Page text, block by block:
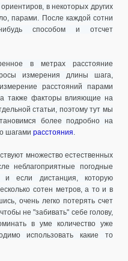
в некоторых других
парами. После каждой сотни
способом и отсчет
в метрах расстояние
измерения длины шага,
расстояний парами
также факторы влияющие на
статьи, поэтому тут мы
более подробно на
шагами расстояния.
множество естественных
неблагоприятные погодные
и если дистанция, которую
сотен метров, а то и в
очень легко потерять счет
не "забивать" себе голову,
в уме количество уже
использовать какие то